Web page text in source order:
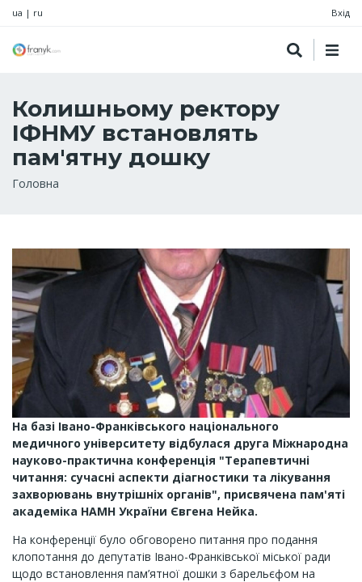
ua | ru Вхід
Колишньому ректору
ІФНМУ встановлять
пам'ятну дошку
Рядок
Головна
На базі Івано-Франківського національного
медичного університету відбулася друга Міжнародна
науково-практична конференція "Терапевтичні
читання: сучасні аспекти діагностики та лікування
захворювань внутрішніх органів", присвячена пам'яті
академіка НАМН України Євгена Нейка.
На конференції було обговорено питання про подання
клопотання до депутатів Івано-Франківської міської ради
щодо встановлення пам’ятної дошки з барельєфом на